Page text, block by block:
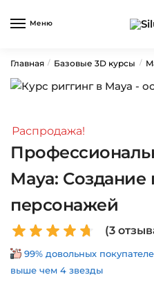
Меню
Главная / Базовые 3D курсы /
Распродажа!
Maya:
персонажей
(3
99% довольных
выше чем 4 звезды